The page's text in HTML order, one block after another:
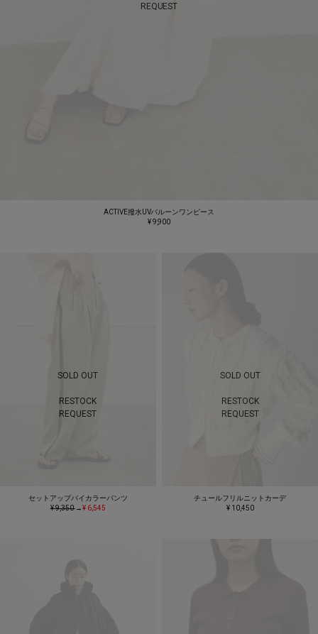
REQUEST
ACTIVE撥水UVバルーンワンピース
¥ 9,900
SOLD OUT
RESTOCK
REQUEST
セットアップバイカラーパンツ
¥ 9,350→¥ 6,545
SOLD OUT
RESTOCK
REQUEST
チュールフリルニットカーデ
¥ 10,450